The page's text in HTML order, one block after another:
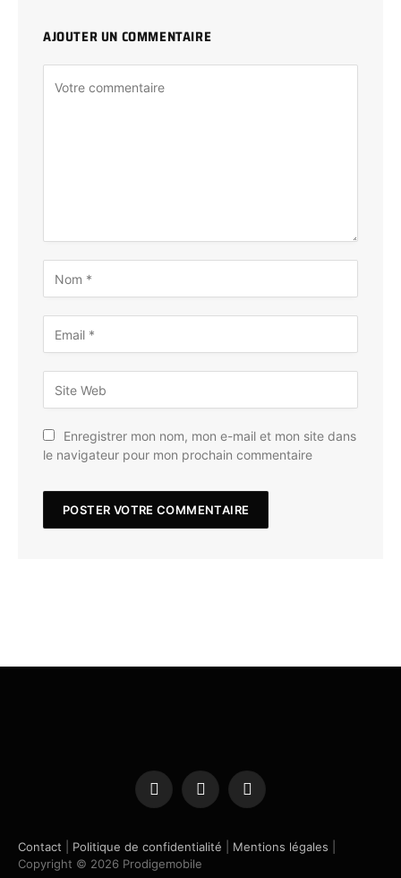
AJOUTER UN COMMENTAIRE
Enregistrer mon nom, mon e-mail et mon site dans
le navigateur pour mon prochain commentaire
Facebook
X
(Twitter)
Instagram
Contact Politique de confidentialité Mentions légales
Copyright © 2026 Prodigemobile